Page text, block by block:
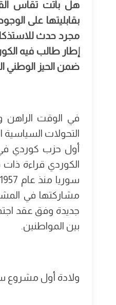
هل باتت تقاس
بقابليتها على
مجرد حدث
إطار طالب فيه
ضمن الحيز الوطني
في الوقت الراهن
التحولات
أول حزب كوردي في
الكوردي قراءة
مشاركتها في
جديدة وفق عقد
بين المواطنين.
ولادة أول مشروع